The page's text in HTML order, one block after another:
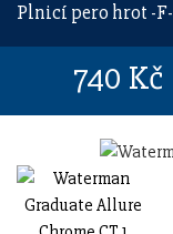
Plnicí pero hrot -F-
740 Kč